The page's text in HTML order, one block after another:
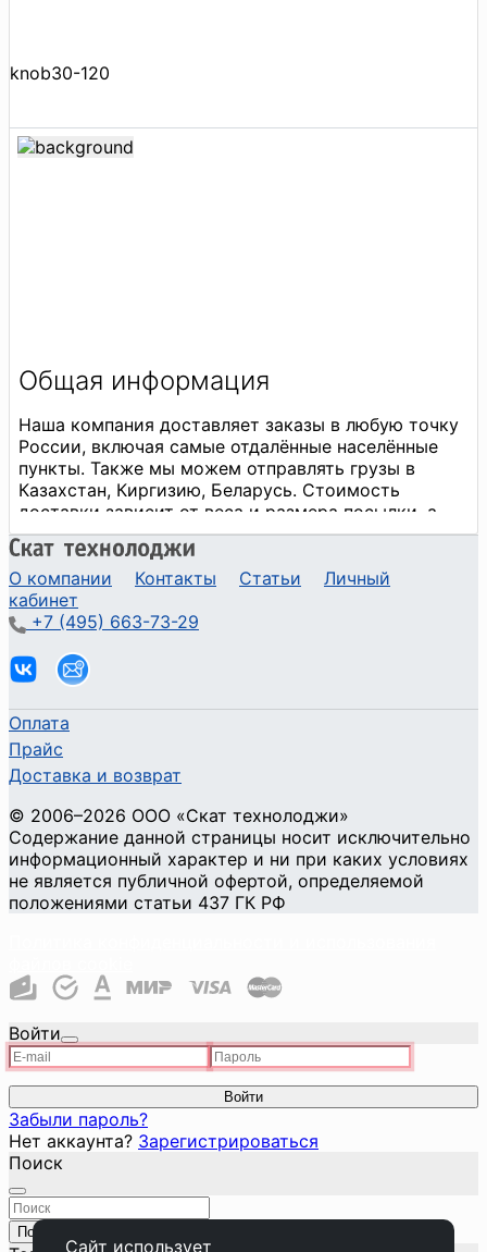
knob30-120
О компании Контакты Статьи
Личный
кабинет
+7 (495) 663-73-29
Оплата
Прайс
Доставка и возврат
© 2006–2026 ООО «Скат технолоджи»
Содержание данной страницы носит исключительно
информационный характер и ни при каких условиях
не является публичной офертой, определяемой
положениями статьи 437 ГК РФ
Войти
Войти
Забыли пароль?
Нет аккаунта? Зарегистрироваться
Поиск
Поиск
Сайт использует